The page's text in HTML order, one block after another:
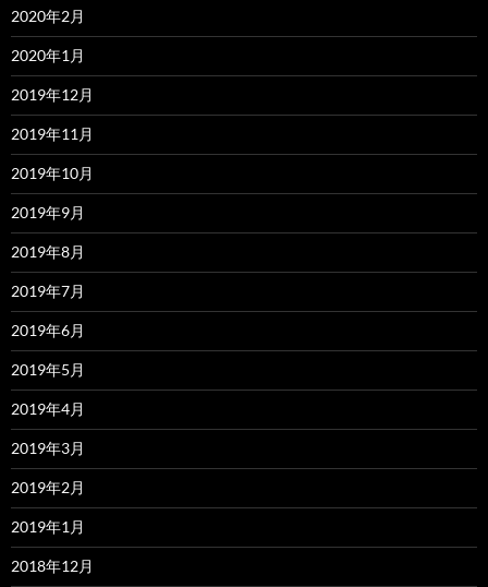
2020年2月
2020年1月
2019年12月
2019年11月
2019年10月
2019年9月
2019年8月
2019年7月
2019年6月
2019年5月
2019年4月
2019年3月
2019年2月
2019年1月
2018年12月